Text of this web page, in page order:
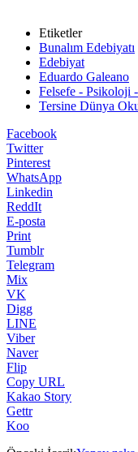
Etiketler
Bunalım Edebiyatı
Edebiyat
Eduardo Galeano
Felsefe - Psikoloji
Tersine Dünya
Facebook
Twitter
Pinterest
WhatsApp
Linkedin
ReddIt
E-posta
Print
Tumblr
Telegram
Mix
VK
Digg
LINE
Viber
Naver
Flip
Copy URL
Kakao Story
Gettr
Koo